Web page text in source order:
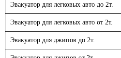
Эвакуатор для легковых авто до 2т.
Эвакуатор для легковых авто от 2т.
Эвакуатор для джипов до 2т.